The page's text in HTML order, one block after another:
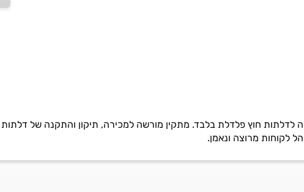
לקוחות מרוצה ונאמן.